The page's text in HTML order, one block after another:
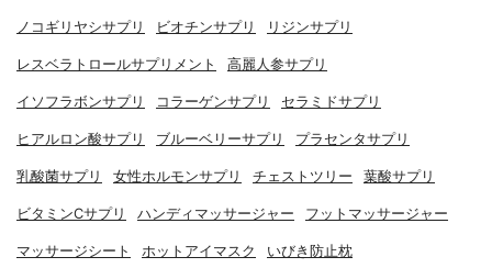
ノコギリヤシサプリ ビオチンサプリ リジンサプリ
レスベラトロールサプリメント 高麗人参サプリ
イソフラボンサプリ コラーゲンサプリ セラミドサプリ
ヒアルロン酸サプリ ブルーベリーサプリ プラセンタサプリ
乳酸菌サプリ 女性ホルモンサプリ チェストツリー 葉酸サプリ
ビタミンCサプリ ハンディマッサージャー フットマッサージャー
マッサージシート ホットアイマスク いびき防止枕